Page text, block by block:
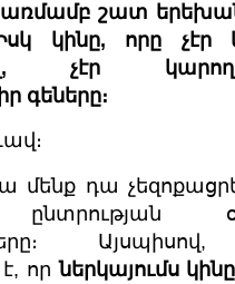
առմամբ շատ
Իսկ կինը, որը չէր
չէր
գեները։
մենք դա
որներկայումս